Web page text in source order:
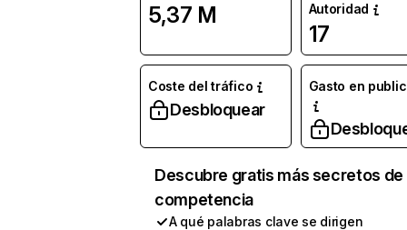
5,37 M
Autoridad
17
Coste del tráfico
Desbloquear
Gasto en
Descubre gratis más secretos de
competencia
A qué palabras clave se dirigen